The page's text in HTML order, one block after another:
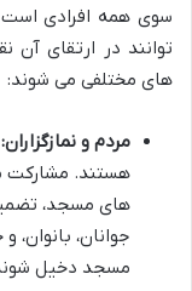
سوی همه افرادی
توانند در ارتقای
های مختلفی می شوند:
مردم و نمازگزاران:
هستند. مشارکت
های مسجد،
جوانان، بانوان،
مسجد دخیل